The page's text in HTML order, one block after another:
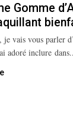
Gomme
vais vous parler
adoré inclure